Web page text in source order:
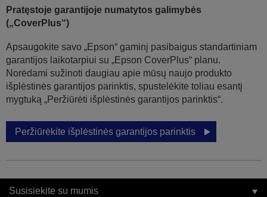
Pratęstoje garantijoje numatytos galimybės
(„CoverPlus“)
Apsaugokite savo „Epson“ gaminį pasibaigus standartiniam
garantijos laikotarpiui su „Epson CoverPlus“ planu.
Norėdami sužinoti daugiau apie mūsų naujo produkto
išplėstinės garantijos parinktis, spustelėkite toliau esantį
mygtuką „Peržiūrėti išplėstinės garantijos parinktis“.
Peržiūrėkite išplėstinės garantijos parinktis
Susisiekite su mumis